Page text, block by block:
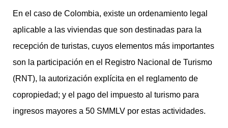
En el caso de Colombia, existe un ordenamiento legal
aplicable a las viviendas que son destinadas para la
recepción de turistas, cuyos elementos más importantes
son la participación en el Registro Nacional de Turismo
(RNT), la autorización explícita en el reglamento de
copropiedad; y el pago del impuesto al turismo para
ingresos mayores a 50 SMMLV por estas actividades.